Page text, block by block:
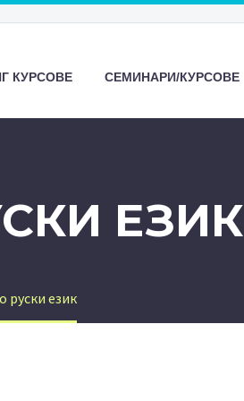
КУРСОВЕ СЕМИНАРИ/КУРСОВЕ
ЕЗИК
руски език